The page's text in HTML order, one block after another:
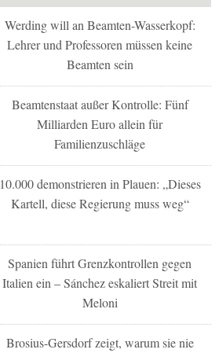
Werding will an Beamten-Wasserkopf:
Lehrer und Professoren müssen keine
Beamten sein
Beamtenstaat außer Kontrolle: Fünf
Milliarden Euro allein für
Familienzuschläge
10.000 demonstrieren in Plauen: „Dieses
Kartell, diese Regierung muss weg“
Spanien führt Grenzkontrollen gegen
Italien ein – Sánchez eskaliert Streit mit
Meloni
Brosius-Gersdorf zeigt, warum sie nie